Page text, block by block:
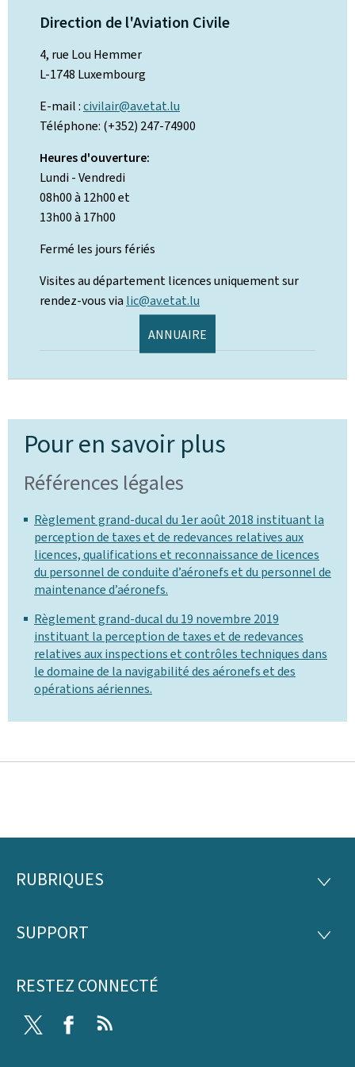
Direction de l'Aviation Civile
4, rue Lou Hemmer
L-1748 Luxembourg
E-mail :civilair@av.etat.lu
Téléphone: (+352) 247-74900
Heures d'ouverture:
Lundi - Vendredi
08h00 à 12h00 et
13h00 à 17h00
Fermé les jours fériés
Visites au département licences uniquement sur
rendez-vous via lic@av.etat.lu
ANNUAIRE
Pour en savoir plus
Références légales
Règlement grand-ducal du 1er août 2018 instituant la
perception de taxes et de redevances relatives aux
licences, qualifications et reconnaissance de licences
du personnel de conduite d’aéronefs et du personnel de
maintenance d’aéronefs.
Règlement grand-ducal du 19 novembre 2019
instituant la perception de taxes et de redevances
relatives aux inspections et contrôles techniques dans
le domaine de la navigabilité des aéronefs et des
opérations aériennes.
Pied
page
RUBRIQUES
SUPPORT
RESTEZ CONNECTÉ
Twitter Facebook